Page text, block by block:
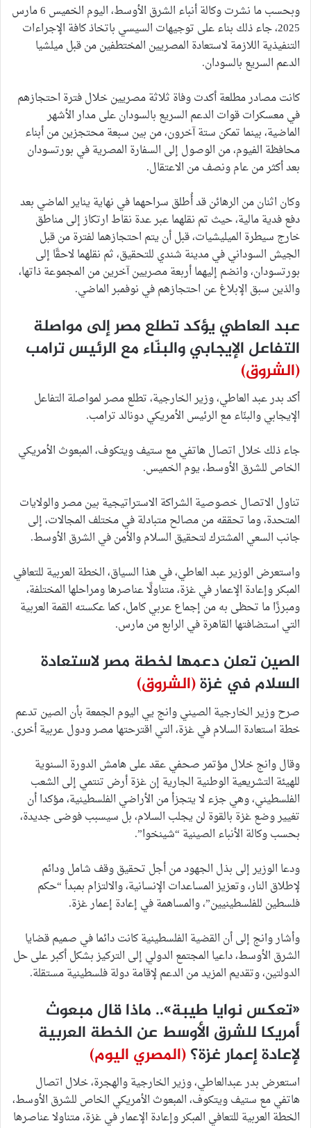
وبحسب ما نشرت وكالة أنباء الشرق الأوسط، اليوم الخميس 6 مارس
2025، جاء ذلك بناء على توجيهات السيسي باتخاذ كافة الإجراءات
التنفيذية اللازمة لاستعادة المصريين المختطفين من قبل ميلشيا
الدعم السريع بالسودان.
كانت مصادر مطلعة أكدت وفاة ثلاثة مصريين خلال فترة احتجازهم
في معسكرات قوات الدعم السريع بالسودان على مدار الأشهر
الماضية، بينما تمكن ستة آخرون، من بين سبعة محتجزين من أبناء
محافظة الفيوم، من الوصول إلى السفارة المصرية في بورتسودان
بعد أكثر من عام ونصف من الاعتقال.
وكان اثنان من الرهائن قد أُطلق سراحهما في نهاية يناير الماضي بعد
دفع فدية مالية، حيث تم نقلهما عبر عدة نقاط ارتكاز إلى مناطق
خارج سيطرة الميليشيات، قبل أن يتم احتجازهما لفترة من قبل
الجيش السوداني في مدينة شندي للتحقيق، ثم نقلهما لاحقًا إلى
بورتسودان، وانضم إليهما أربعة مصريين آخرين من المجموعة ذاتها،
والذين سبق الإبلاغ عن احتجازهم في نوفمبر الماضي.
عبد العاطي يؤكد تطلع مصر إلى مواصلة
التفاعل الإيجابي والبنّاء مع الرئيس ترامب
(الشروق)
أكد بدر عبد العاطي، وزير الخارجية، تطلع مصر لمواصلة التفاعل
الإيجابي والبنّاء مع الرئيس الأمريكي دونالد ترامب.
جاء ذلك خلال اتصال هاتفي مع ستيف ويتكوف، المبعوث الأمريكي
الخاص للشرق الأوسط، يوم الخميس.
تناول الاتصال خصوصية الشراكة الاستراتيجية بين مصر والولايات
المتحدة، وما تحققه من مصالح متبادلة في مختلف المجالات، إلى
جانب السعي المشترك لتحقيق السلام والأمن في الشرق الأوسط.
واستعرض الوزير عبد العاطي، في هذا السياق، الخطة العربية للتعافي
المبكر وإعادة الإعمار في غزة، متناولًا عناصرها ومراحلها المختلفة،
ومبرزًا ما تحظى به من إجماع عربي كامل، كما عكسته القمة العربية
التي استضافتها القاهرة في الرابع من مارس.
الصين تعلن دعمها لخطة مصر لاستعادة
السلام في غزة(الشروق)
صرح وزير الخارجية الصيني وانج يي اليوم الجمعة بأن الصين تدعم
خطة استعادة السلام في غزة، التي اقترحتها مصر ودول عربية أخرى.
وقال وانج خلال مؤتمر صحفي عقد على هامش الدورة السنوية
للهيئة التشريعية الوطنية الجارية إن غزة أرض تنتمي إلى الشعب
الفلسطيني، وهي جزء لا يتجزأ من الأراضي الفلسطينية، مؤكدا أن
تغيير وضع غزة بالقوة لن يجلب السلام، بل سيسبب فوضى جديدة،
بحسب وكالة الأنباء الصينية “شينخوا”.
ودعا الوزير إلى بذل الجهود من أجل تحقيق وقف شامل ودائم
لإطلاق النار، وتعزيز المساعدات الإنسانية، والالتزام بمبدأ “حكم
فلسطين للفلسطينيين”، والمساهمة في إعادة إعمار غزة.
وأشار وانج إلى أن القضية الفلسطينية كانت دائما في صميم قضايا
الشرق الأوسط، داعيا المجتمع الدولي إلى التركيز بشكل أكبر على حل
الدولتين، وتقديم المزيد من الدعم لإقامة دولة فلسطينية مستقلة.
«تعكس نوايا طيبة».. ماذا قال مبعوث
أمريكا للشرق الأوسط عن الخطة العربية
لإعادة إعمار غزة؟(المصري اليوم)
استعرض بدر عبدالعاطي، وزير الخارجية والهجرة، خلال اتصال
هاتفي مع ستيف ويتكوف، المبعوث الأمريكي الخاص للشرق الأوسط،
الخطة العربية للتعافي المبكر وإعادة الإعمار في غزة، متناولا عناصرها